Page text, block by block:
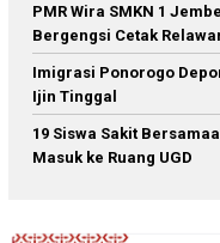
PMR Wira SMKN 1
Bergengsi Cetak
Imigrasi Ponorogo
Ijin Tinggal
19 Siswa Sakit
Masuk ke Ruang UGD